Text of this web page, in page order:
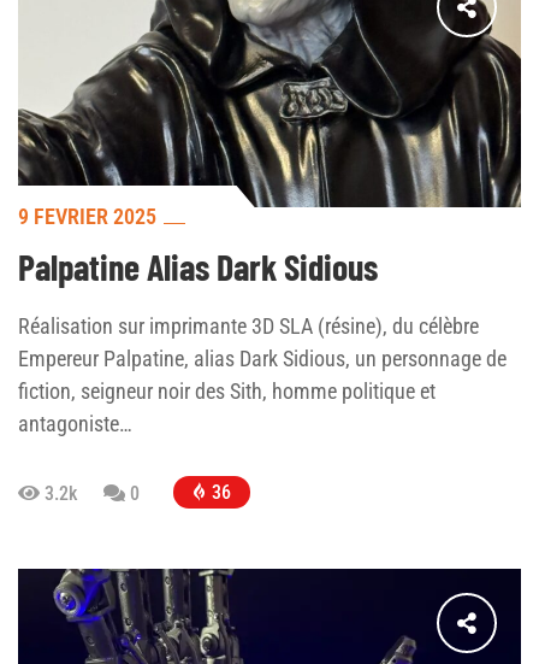
9 FÉVRIER 2025
Palpatine Alias Dark Sidious
Réalisation sur imprimante 3D SLA (résine), du célèbre
Empereur Palpatine, alias Dark Sidious, un personnage de
fiction, seigneur noir des Sith, homme politique et
antagoniste…
3.2k 0 36